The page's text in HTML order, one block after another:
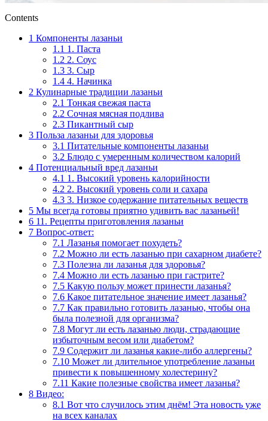
Contents
1 Компоненты лазаньи
1.1 1. Паста
1.2 2. Соус
1.3 3. Сыр
1.4 4. Начинка
2 Кулинарные традиции лазаньи
2.1 Тонкая свежая паста
2.2 Сочная мясная подлива
2.3 Пикантный сыр
3 Польза лазаньи для здоровья
3.1 Питательные компоненты лазаньи
3.2 Блюдо с умеренным количеством калорий
4 Потенциальный вред лазаньи
4.1 1. Высокий уровень калорийности
4.2 2. Высокий уровень соли и сахара
4.3 3. Низкое содержание питательных веществ
5 Мы всегда готовы приятно удивить вас лазаньей!
6 11. Рецепты приготовления лазаньи
7 Вопрос-ответ:
7.1 Лазанья помогает похудеть?
7.2 Можно ли есть лазанью при сахарном диабете?
7.3 Полезна ли лазанья для здоровья?
7.4 Можно ли есть лазанью при гастрите?
7.5 Какую пользу может принести лазанья?
7.6 Какое питательное значение имеет лазанья?
7.7 Как правильно готовить лазанью, чтобы она
была полезной для организма?
7.8 Могут ли есть лазанью люди, страдающие
избыточным весом или диабетом?
7.9 Содержит ли лазанья какие-либо аллергены?
7.10 Может ли длительное употребление лазаньи
привести к повышенному холестерину?
7.11 Какие полезные свойства имеет лазанья?
8 Видео:
8.1 Вот что случилось этим днём! Эта новость уже
на всех каналах